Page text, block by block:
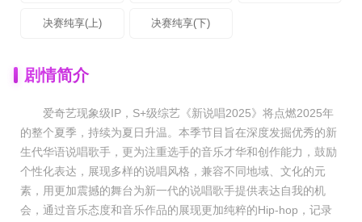
决赛纯享(上) 决赛纯享(下)
剧情简介
爱奇艺现象级IP，S+级综艺《新说唱2025》将点燃2025年
的整个夏季，持续为夏日升温。本季节目旨在深度发掘优秀的新
生代华语说唱歌手，更为注重选手的音乐才华和创作能力，鼓励
个性化表达，展现多样的说唱风格，兼容不同地域、文化的元
素，用更加震撼的舞台为新一代的说唱歌手提供表达自我的机
会，通过音乐态度和音乐作品的展现更加纯粹的Hip-hop，记录